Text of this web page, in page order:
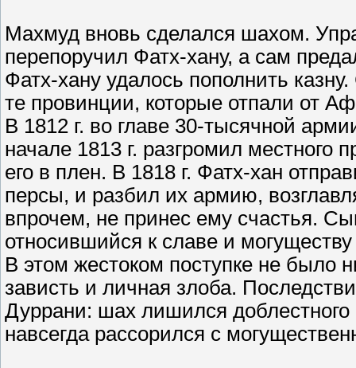
Махмуд вновь сделался шахом.
перепоручил Фатх-хану, а сам
Фатх-хану удалось пополнить
те провинции, которые отпали от
В 1812 г. во главе 30-тысячной
начале 1813 г. разгромил местного
его в плен. В 1818 г. Фатх-хан
персы, и разбил их армию,
впрочем, не принес ему счастья.
относившийся к славе и
В этом жестоком поступке не было
зависть и личная злоба.
Дуррани: шах лишился доблестного
навсегда рассорился с